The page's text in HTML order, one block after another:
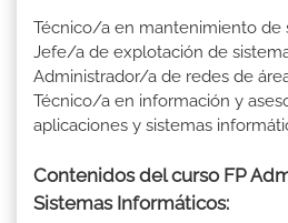
Técnico/a en mantenimiento de
Jefe/a de explotación de
Administrador/a de redes de
Técnico/a en información y
aplicaciones y sistemas
Contenidos del curso FP
Sistemas Informáticos: